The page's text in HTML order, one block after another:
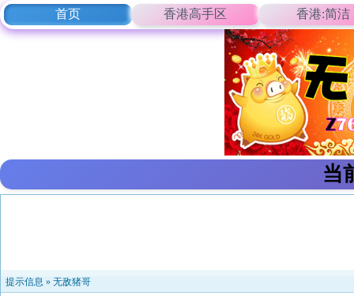
首页 香港高手区 香港:简洁
当
提示信息 » 无敌猪哥